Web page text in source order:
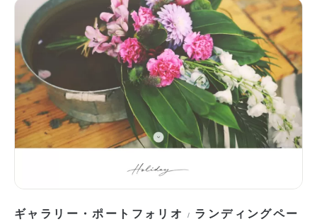
ギャラリー・ポートフォリオ / ランディングペー